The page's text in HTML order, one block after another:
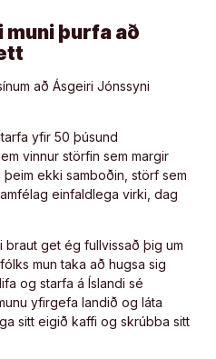
þurfa að
að Ásgeiri Jónssyni
yfir 50 þúsund
vinnur störfin sem margir
ekki samboðin, störf sem
einfaldlega virki, dag
braut get ég fullvissað þig um
mun taka að hugsa sig
og starfa á Íslandi sé
yfirgefa landið og láta
sitt eigið kaffi og skrúbba sitt